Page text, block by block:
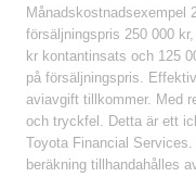
Månadskostnadsexempel
försäljningspris 250 000
kr kontantinsats och 125
på försäljningspris.
aviavgift tillkommer. Med
och tryckfel. Detta är ett
Toyota Financial Services.
beräkning tillhandahålles